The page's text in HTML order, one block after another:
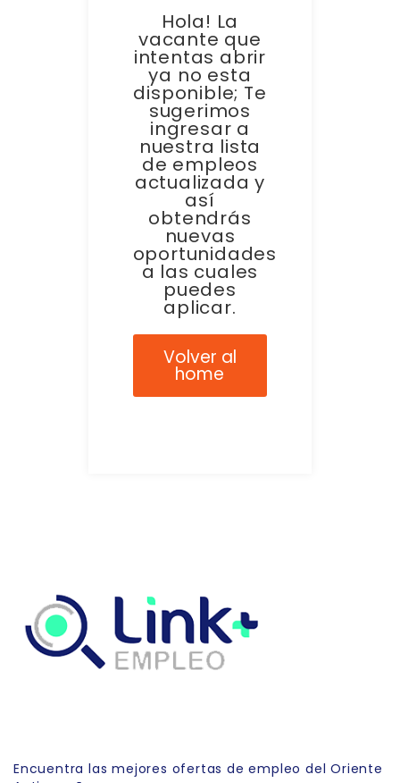
Hola! La
vacante que
intentas abrir
ya no esta
disponible; Te
sugerimos
ingresar a
nuestra lista
de empleos
actualizada y
así
obtendrás
nuevas
oportunidades
a las cuales
puedes
aplicar.
Volver al
home
Encuentra las mejores ofertas de empleo del Oriente